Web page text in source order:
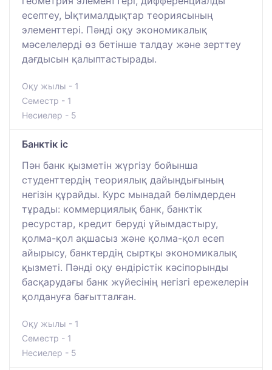
есептеу, Ықтималдықтар теориясының
элементтері. Пәнді оқу экономикалық
мәселелерді өз бетінше талдау және зерттеу
дағдысын қалыптастырады.
Оқу жылы - 1
Семестр - 1
Несиелер - 5
Банктік іс
Пән банк қызметін жүргізу бойынша
студенттердің теориялық дайындығының
негізін құрайды. Курс мынадай бөлімдерден
тұрады: коммерциялық банк, банктік
ресурстар, кредит беруді ұйымдастыру,
қолма-қол ақшасыз және қолма-қол есеп
айырысу, банктердің сыртқы экономикалық
қызметі. Пәнді оқу өндірістік кәсіпорынды
басқарудағы банк жүйесінің негізгі ережелерін
қолдануға бағытталған.
Оқу жылы - 1
Семестр - 1
Несиелер - 5